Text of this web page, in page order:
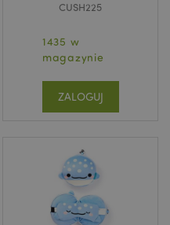
CUSH225
1435 w
magazynie
ZALOGUJ
Adobe Inc.
www.puckator.pl
Google LLC
www.google.com